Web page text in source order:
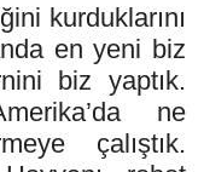
kurduklarını
en yeni biz
biz yaptık.
ne
çalıştık.